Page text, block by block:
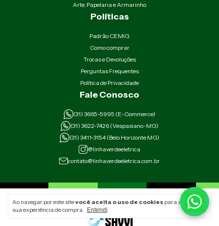
Ao navegar por este sitevocê aceita o uso de cookies para agilizar a
sua experiência de compra.
Entendi
Arte, Papelaria e Armarinho
Políticas
Padrão CEMIG
Como comprar
Trocas e Devoluções
Perguntas Frequentes
Política de Privacidade
Fale Conosco
(31) 3665-5995 (E-Commerce)
(31) 3622-7426 (Vespasiano-MG)
(31) 3411-3154 (Belo Horizonte MG)
@linhaverdeeletrica
contato@linhaverdeeletrica.com.br
Linha Verde Elétrica - 12.485.914/0001-79
Rua Padre Eustáquio 2926 Belo Horizonte Minas Gerais
Av. Sebastião Antônio Ribeiro 268 Vespasiano Minas Gerais